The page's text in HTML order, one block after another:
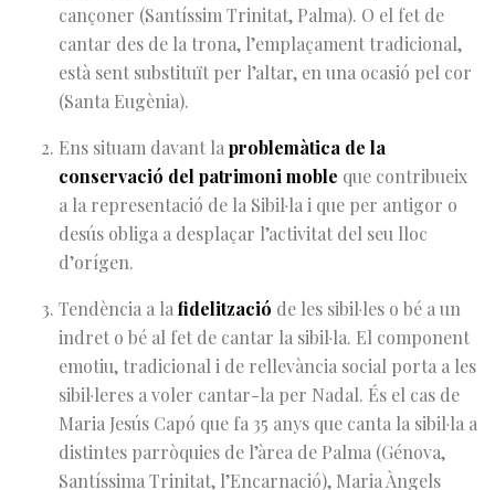
cançoner (Santíssim Trinitat, Palma). O el fet de
cantar des de la trona, l’emplaçament tradicional,
està sent substituït per l’altar, en una ocasió pel cor
(Santa Eugènia).
Ens situam davant la problemàtica de la
conservació del patrimoni moble que contribueix
a la representació de la Sibil·la i que per antigor o
desús obliga a desplaçar l’activitat del seu lloc
d’orígen.
Tendència a la fidelització de les sibil·les o bé a un
indret o bé al fet de cantar la sibil·la. El component
emotiu, tradicional i de rellevància social porta a les
sibil·leres a voler cantar-la per Nadal. És el cas de
Maria Jesús Capó que fa 35 anys que canta la sibil·la a
distintes parròquies de l’àrea de Palma (Génova,
Santíssima Trinitat, l’Encarnació), Maria Àngels